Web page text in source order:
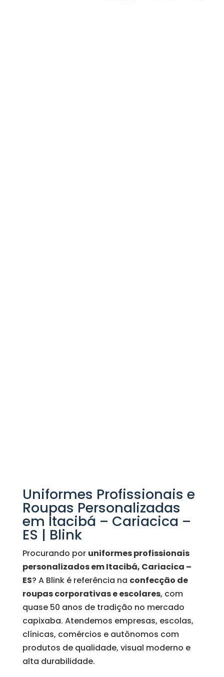
Uniformes Profissionais e
Roupas Personalizadas
em Itacibá – Cariacica –
ES | Blink
Procurando por uniformes profissionais
personalizados em Itacibá, Cariacica –
ES? A Blink é referência na confecção de
roupas corporativas e escolares, com
quase 50 anos de tradição no mercado
capixaba. Atendemos empresas, escolas,
clínicas, comércios e autônomos com
produtos de qualidade, visual moderno e
alta durabilidade.